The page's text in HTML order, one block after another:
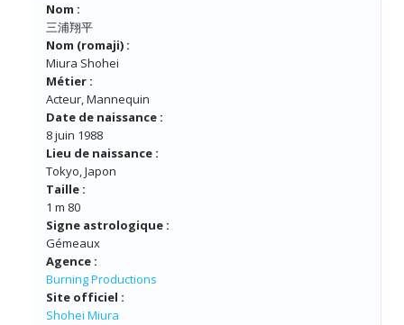
Nom :
三浦翔平
Nom (romaji) :
Miura Shohei
Métier :
Acteur, Mannequin
Date de naissance :
8 juin 1988
Lieu de naissance :
Tokyo, Japon
Taille :
1 m 80
Signe astrologique :
Gémeaux
Agence :
Burning Productions
Site officiel :
Shohei Miura